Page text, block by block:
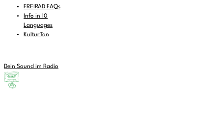
FREIRAD FAQs
Info in 10
Languages
KulturTon
Dein Sound im Radio